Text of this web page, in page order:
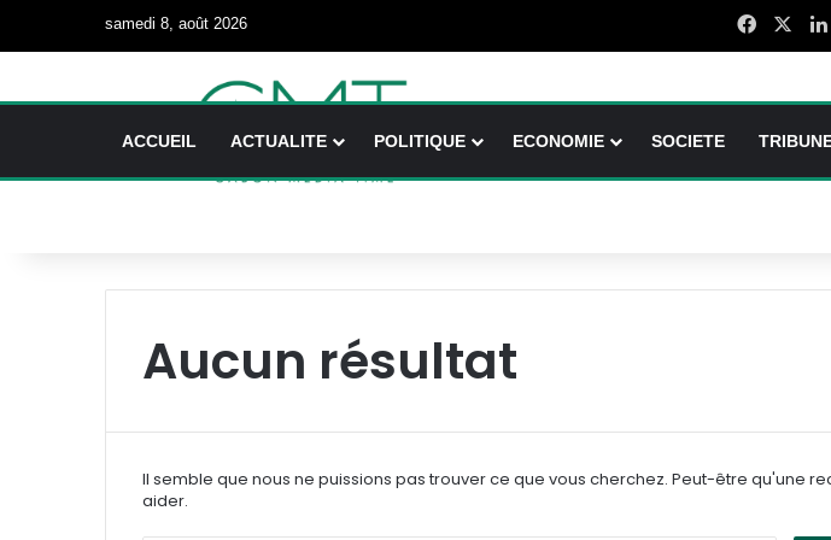
samedi 8, août 2026 Facebook
ACCUEIL ACTUALITE POLITIQUE ECONOMIE SOCIETE
Aucun résultat
Il semble que nous ne puissions pas trouver ce que vous cherchez. Peut-être qu'une
aider.